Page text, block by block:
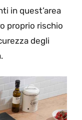
in quest’area
proprio rischio
degli